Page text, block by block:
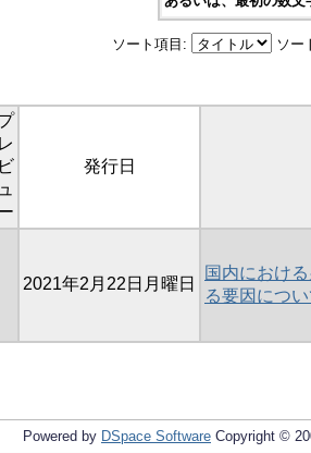
ソート項目: ソー
レ
ビ
ュ
発行日
2021年2月22日月曜日
国内におけ
る要因につ
Powered by DSpace Software Copyright ©